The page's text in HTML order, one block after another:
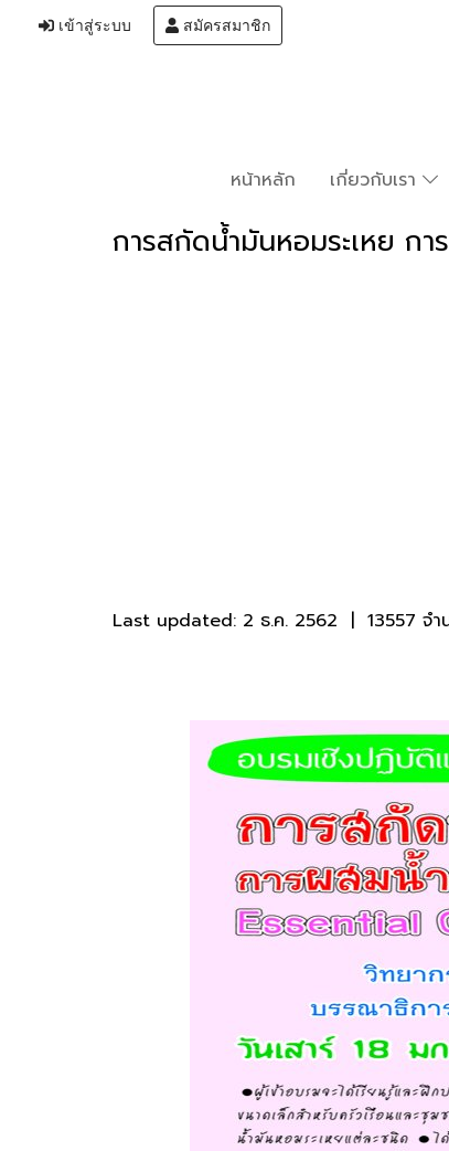
เข้าสู่ระบบ สมัครสมาชิก
หน้าหลัก เกี่ยวกับเรา
การสกัดน้ำมันหอมระเหย ก
Last updated: 2 ธ.ค. 2562 | 13557 จำ